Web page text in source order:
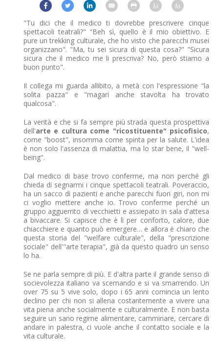
"Tu dici che il medico ti dovrebbe prescrivere cinque
spettacoli teatrali?" "Beh sì, quello è il mio obiettivo. E
pure un trekking culturale, che ho visto che parecchi musei
organizzano". "Ma, tu sei sicura di questa cosa?" "Sicura
sicura che il medico me li prescriva? No, però stiamo a
buon punto".
Il collega mi guarda allibito, a metà con l'espressione "la
solita pazza" e "magari anche stavolta ha trovato
qualcosa".
La verità e che si fa sempre più strada questa prospettiva
dell'arte e cultura come "ricostituente" psicofisico,
come "boost", insomma come spinta per la salute. L'idea
è non solo l'assenza di malattia, ma lo star bene, il "well-
being".
Dal medico di base trovo conferme, ma non perché gli
chieda di segnarmi i cinque spettacoli teatrali. Poveraccio,
ha un sacco di pazienti e anche parecchi fuori giri, non mi
ci voglio mettere anche io. Trovo conferme perché un
gruppo agguerrito di vecchietti e assiepato in sala d'attesa
a bivaccare. Si capisce che è lì per conforto, calore, due
chiacchiere e quanto può emergere… e allora è chiaro che
questa storia del "welfare culturale", della "prescrizione
sociale" dell'"arte terapia", già da questo quadro un senso
lo ha.
Se ne parla sempre di più. E d'altra parte il grande senso di
socievolezza italiano va scemando e si va smarrendo. Un
over 75 su 5 vive solo, dopo i 65 anni comincia un lento
declino per chi non si allena costantemente a vivere una
vita piena anche socialmente e culturalmente. E non basta
seguire un sano regime alimentare, camminare, cercare di
andare in palestra, ci vuole anche il contatto sociale e la
vita culturale.